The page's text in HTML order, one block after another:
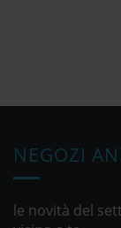
NEGOZI
le novità del